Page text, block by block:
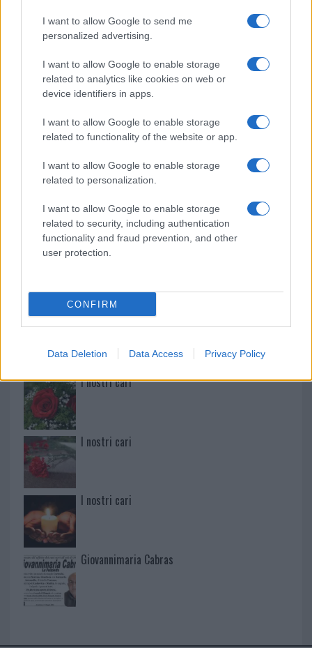
I want to allow Google to send me
personalized advertising.
I want to allow Google to enable storage
related to analytics like cookies on web or
device identifiers in apps.
I want to allow Google to enable storage
related to functionality of the website or app.
I want to allow Google to enable storage
related to personalization.
I want to allow Google to enable storage
related to security, including authentication
functionality and fraud prevention, and other
user protection.
CONFIRM
Data Deletion Data Access Privacy Policy
NECROLOGIE
Mario Malu
Martina Agostina Diturco
I nostri cari
I nostri cari
I nostri cari
Giovannimaria Cabras